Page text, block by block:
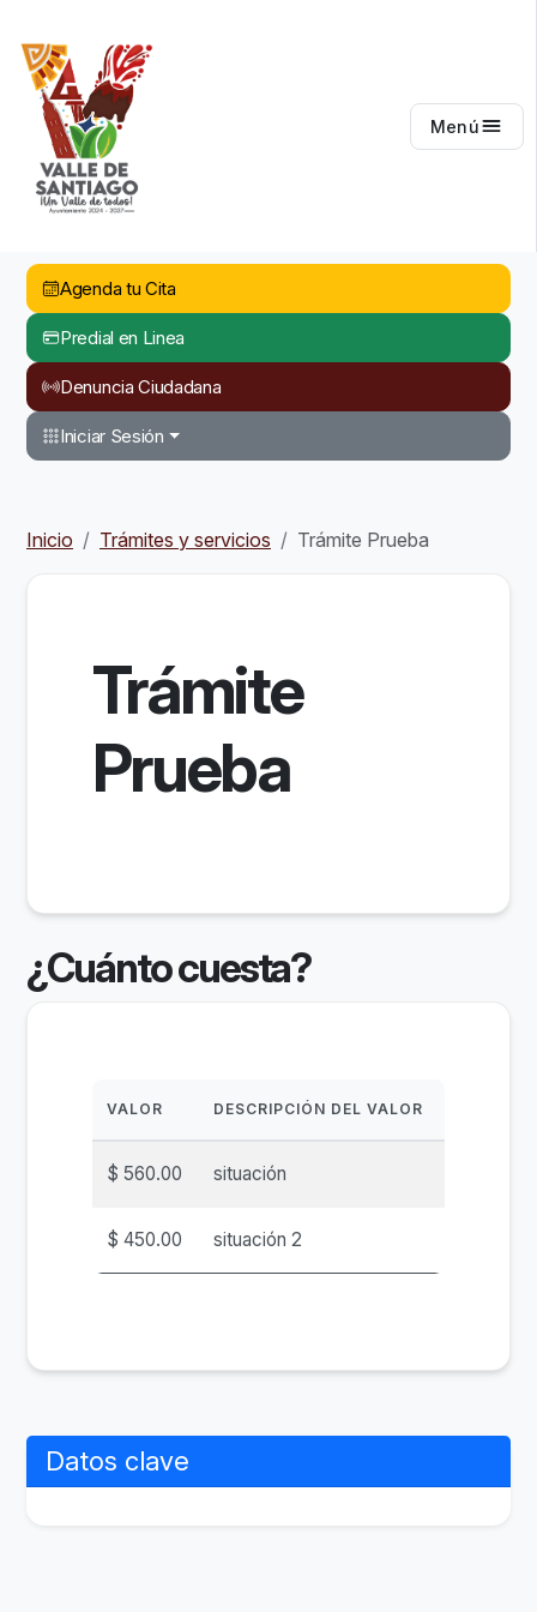
Menú
Agenda tu Cita
Predial en Linea
Denuncia Ciudadana
Iniciar Sesión
Inicio Trámites y servicios Trámite Prueba
Trámite
Prueba
¿Cuánto cuesta?
VALOR DESCRIPCIÓN DEL VALOR
$ 560.00 situación
$ 450.00 situación 2
Datos clave